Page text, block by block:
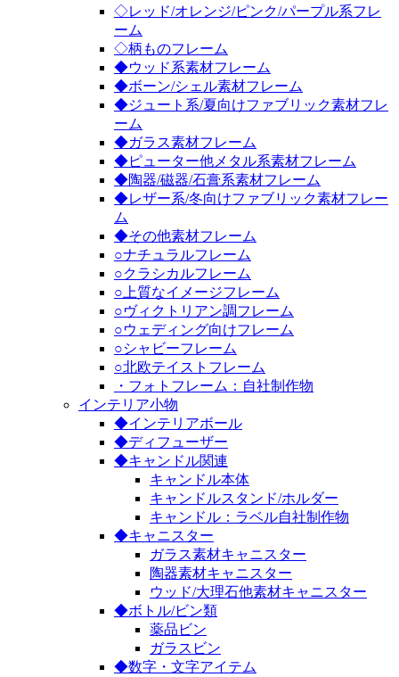
◇レッド/オレンジ/ピンク/パープル系フレ
ーム
◇柄ものフレーム
◆ウッド系素材フレーム
◆ボーン/シェル素材フレーム
◆ジュート系/夏向けファブリック素材フレ
ーム
◆ガラス素材フレーム
◆ピューター他メタル系素材フレーム
◆陶器/磁器/石膏系素材フレーム
◆レザー系/冬向けファブリック素材フレー
ム
◆その他素材フレーム
○ナチュラルフレーム
○クラシカルフレーム
○上質なイメージフレーム
○ヴィクトリアン調フレーム
○ウェディング向けフレーム
○シャビーフレーム
○北欧テイストフレーム
・フォトフレーム：自社制作物
インテリア小物
◆インテリアボール
◆ディフューザー
◆キャンドル関連
キャンドル本体
キャンドルスタンド/ホルダー
キャンドル：ラベル自社制作物
◆キャニスター
ガラス素材キャニスター
陶器素材キャニスター
ウッド/大理石他素材キャニスター
◆ボトル/ビン類
薬品ビン
ガラスビン
◆数字・文字アイテム